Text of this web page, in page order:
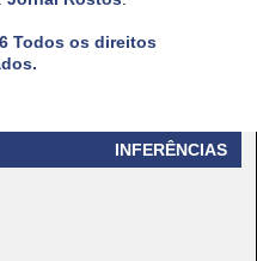
INFERÊNCIAS
Todos os direitos